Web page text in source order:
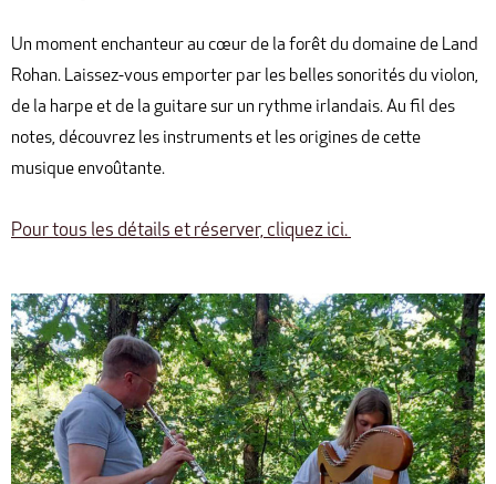
Un moment enchanteur au cœur de la forêt du domaine de Land
Rohan. Laissez-vous emporter par les belles sonorités du violon,
de la harpe et de la guitare sur un rythme irlandais. Au fil des
notes, découvrez les instruments et les origines de cette
musique envoûtante.
Pour tous les détails et réserver, cliquez ici.